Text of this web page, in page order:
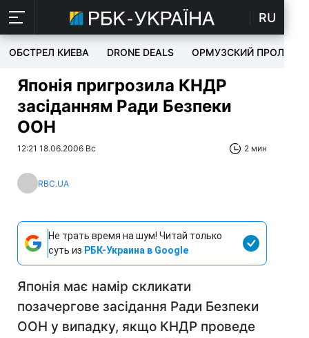
RU
ОБСТРЕЛ КИЕВА DRONE DEALS ОРМУЗСКИЙ ПРОЛИВ
Японія пригрозила КНДР
засіданням Ради Безпеки
ООН
12:21 18.06.2006 Вс 2 мин
RBC.UA
Не трать время на шум! Читай только
суть из РБК-Украина в Google
Японія має намір скликати
позачергове засідання Ради Безпеки
ООН у випадку, якщо КНДР проведе